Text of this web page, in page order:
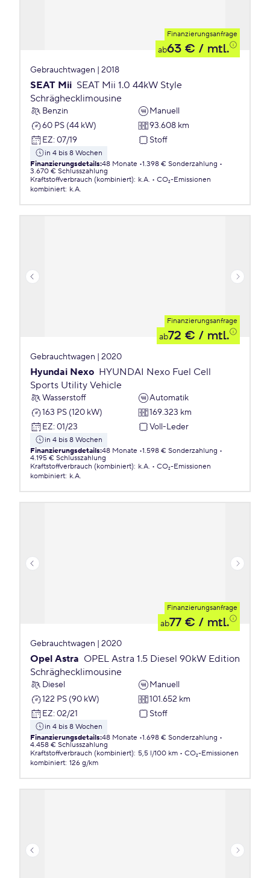
Finanzierungsanfrage
ab63 € / mtl.
Gebrauchtwagen | 2018
SEAT Mii SEAT Mii 1.0 44kW Style
Schräghecklimousine
Benzin
Manuell
60 PS (44 kW)
93.608 km
EZ: 07/19 Stoff
in 4 bis 8 Wochen
Finanzierungsdetails:48 Monate 1.398 € Sonderzahlung
3.670 € Schlusszahlung
Kraftstoffverbrauch (kombiniert): k.A.
CO₂-Emissionen
kombiniert: k.A.
Finanzierungsanfrage
ab72 € / mtl.
Gebrauchtwagen | 2020
Hyundai Nexo HYUNDAI Nexo Fuel Cell
Sports Utility Vehicle
Wasserstoff
Automatik
163 PS (120 kW)
169.323 km
EZ: 01/23 Voll-Leder
in 4 bis 8 Wochen
Finanzierungsdetails:48 Monate 1.598 € Sonderzahlung
4.195 € Schlusszahlung
Kraftstoffverbrauch (kombiniert): k.A.
CO₂-Emissionen
kombiniert: k.A.
Finanzierungsanfrage
ab77 € / mtl.
Gebrauchtwagen | 2020
Opel Astra OPEL Astra 1.5 Diesel 90kW Edition
Schräghecklimousine
Diesel
Manuell
122 PS (90 kW)
101.652 km
EZ: 02/21 Stoff
in 4 bis 8 Wochen
Finanzierungsdetails:48 Monate 1.698 € Sonderzahlung
4.458 € Schlusszahlung
Kraftstoffverbrauch (kombiniert): 5,5 l/100 km
CO₂-Emissionen
kombiniert: 126 g/km